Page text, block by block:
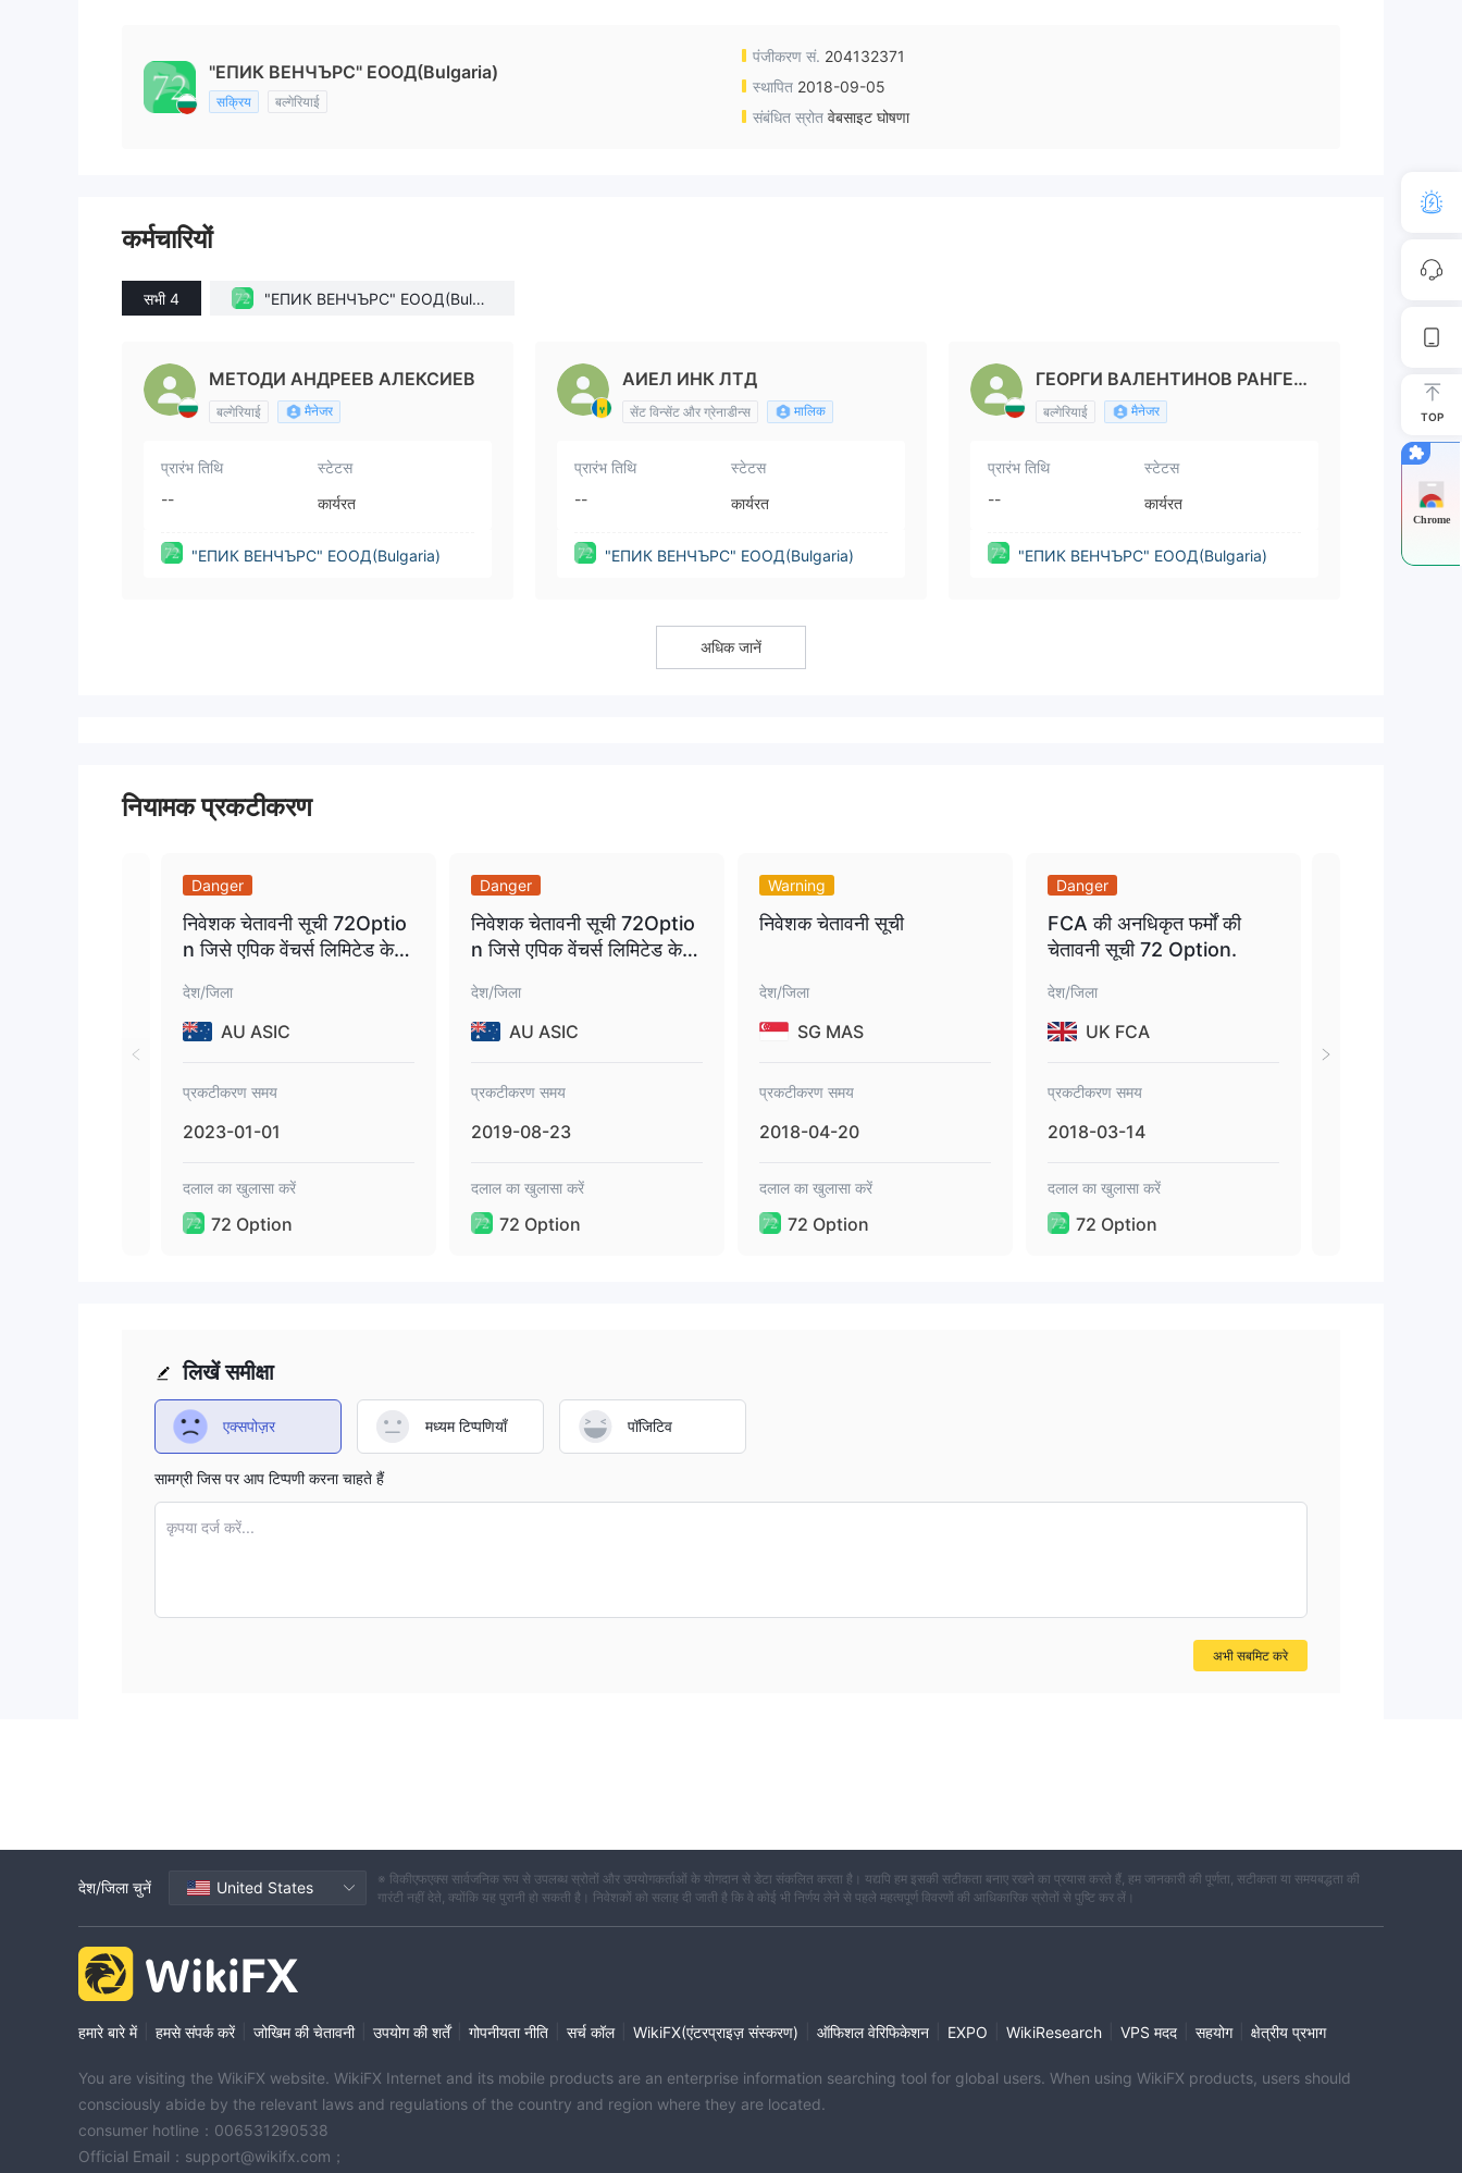
"ЕПИК ВЕНЧЪРС" ЕООД(Bulgaria)
सक्रिय बल्गेरियाई
पंजीकरण सं. 204132371
स्थापित 2018-09-05
संबंधित स्रोत वेबसाइट घोषणा
कर्मचारियों
सभी 4
"ЕПИК ВЕНЧЪРС" ЕООД(Bulga
МЕТОДИ АНДРЕЕВ АЛЕКСИЕВ
बल्गेरियाई मैनेजर
प्रारंभ तिथि
--
स्टेटस
कार्यरत
"ЕПИК ВЕНЧЪРС" ЕООД(Bulgaria)
АИЕЛ ИНК ЛТД
सेंट विन्सेंट और ग्रेनाडीन्स मालिक
प्रारंभ तिथि
--
स्टेटस
कार्यरत
"ЕПИК ВЕНЧЪРС" ЕООД(Bulgaria)
ГЕОРГИ ВАЛЕНТИНОВ РАНГЕЛ
ОВ
बल्गेरियाई मैनेजर
प्रारंभ तिथि
--
स्टेटस
कार्यरत
"ЕПИК ВЕНЧЪРС" ЕООД(Bulgaria)
अधिक जानें
नियामक प्रकटीकरण
Danger
निवेशक चेतावनी सूची 72Optio
n जिसे एपिक वेंचर्स लिमिटेड के
देश/जिला
AU ASIC
प्रकटीकरण समय
2023-01-01
दलाल का खुलासा करें
72 Option
Danger
निवेशक चेतावनी सूची 72Optio
n जिसे एपिक वेंचर्स लिमिटेड के
लाह देता है कि यह कंपनी एक
घोटाले में शामिल हो सकती है.
देश/जिला
AU ASIC
प्रकटीकरण समय
2019-08-23
दलाल का खुलासा करें
72 Option
Warning
निवेशक चेतावनी सूची
देश/जिला
SG MAS
प्रकटीकरण समय
2018-04-20
दलाल का खुलासा करें
72 Option
Danger
FCA की अनधिकृत फर्मों की
चेतावनी सूची 72 Option.
देश/जिला
UK FCA
प्रकटीकरण समय
2018-03-14
दलाल का खुलासा करें
72 Option
लिखें समीक्षा
एक्सपोज़र मध्यम टिप्पणियाँ पॉजिटिव
सामग्री जिस पर आप टिप्पणी करना चाहते हैं
कृपया दर्ज करें...
अभी सबमिट करे
TOP
Chrome
देश/जिला चुनें United States
※ विकीएफएक्स सार्वजनिक रूप से उपलब्ध स्रोतों और उपयोगकर्ताओं के योगदान से डेटा संकलित करता है। यद्यपि हम इसकी सटीकता बनाए रखने का प्रयास करते हैं, हम जानकारी की पूर्णता, सटीकता या समयबद्धता की
गारंटी नहीं देते, क्योंकि यह पुरानी हो सकती है। निवेशकों को सलाह दी जाती है कि वे कोई भी निर्णय लेने से पहले महत्वपूर्ण विवरणों की आधिकारिक स्रोतों से पुष्टि कर लें।
हमारे बारे में हमसे संपर्क करें जोखिम की चेतावनी उपयोग की शर्तें गोपनीयता नीति सर्च कॉल WikiFX(एंटरप्राइज़ संस्करण) ऑफिशल वेरिफिकेशन EXPO WikiResearch VPS मदद सहयोग क्षेत्रीय प्रभाग
You are visiting the WikiFX website. WikiFX Internet and its mobile products are an enterprise information searching tool for global users. When using WikiFX products, users should
consciously abide by the relevant laws and regulations of the country and region where they are located.
consumer hotline：006531290538
Official Email：support@wikifx.com；